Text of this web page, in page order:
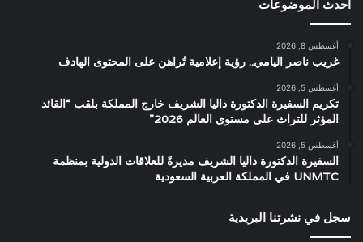
احدث الموضوعات
أغسطس 8, 2026
غريب ناصر اليامي.. رؤية إعلامية تُراهن على المحتوى الهادف
أغسطس 5, 2026
تكريم السفيرة الدكتورة داليا الشريف خارج المملكة بلقب “القائد
المؤثر للتراث على مستوى العالم 2026”
أغسطس 5, 2026
السفيرة الدكتورة داليا الشريف مديرةً للعلاقات الدولية بمنظمة
UNMTC في المملكة العربية السعودية
سجل في نشرتنا البريدية